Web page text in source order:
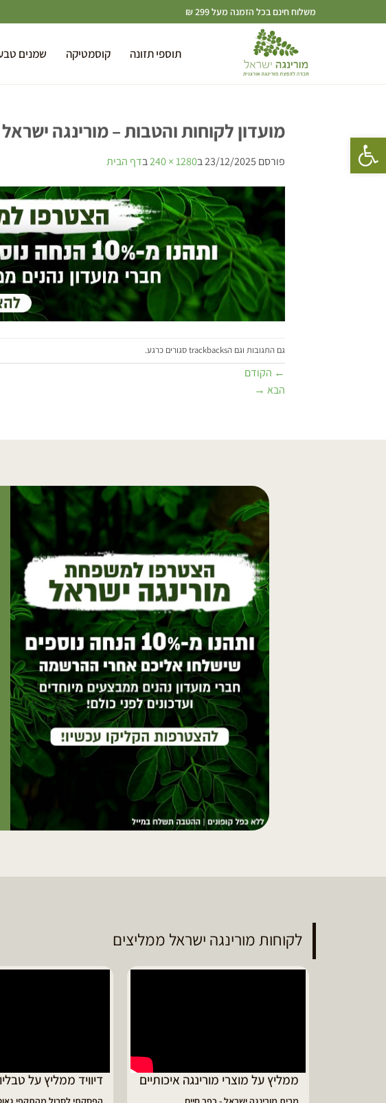
פתח סרגל נגישות
משלוח חינם בכל הזמנה מעל 299 ₪
תוספי תזונה קוסמטיקה שמנים
מועדון לקוחות והטבות – מורינגה ישראל
פורסם 23/12/2025ב1280 × 240 בדף הבית
גם התגובות וגם הtrackbacks סגורים כרגע.
← הקודם
הבא →
לקוחות מורינגה ישראל ממליצים
ממליץ על מוצרי מורינגה איכותיים דיוויד ממליץ על